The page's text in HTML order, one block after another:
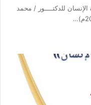
للدكتــــور / محمد